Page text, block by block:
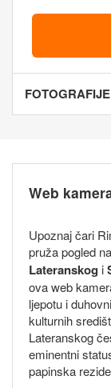
FOTOGRAFIJE
Web
Upoznaj čari
pruža pogled
Lateranskog i
ova web
ljepotu i
kulturnih
Lateranskog
eminentni
papinska